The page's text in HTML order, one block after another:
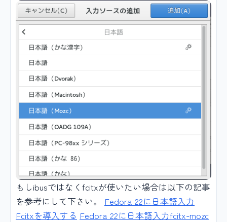
もしibusではなくfcitxが使いたい場合は以下の記事
を参考にして下さい。 Fedora 22に日本語入力
Fcitxを導入する Fedora 22に日本語入力fcitx-mozc